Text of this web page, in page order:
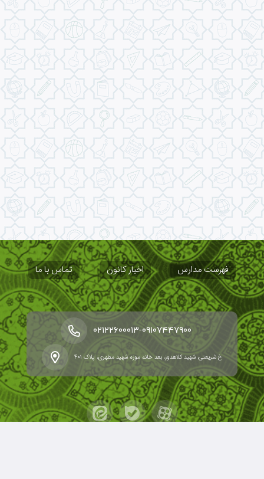
فهرست مدارس اخبار کانون تماس با ما
خ شریعتی، شهید کلاهدوز، بعد خانه موزه شهید مطهری، پلاک ۴۰۱
۰۹۱۰۷۴۴۷۹۰۰-۰۲۱۲۲۶۰۰۰۱۳